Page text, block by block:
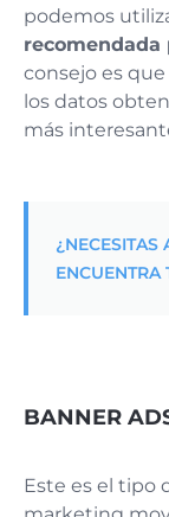
podemos
recomendada
consejo es
los datos
más
¿NECESITAS
ENCUENTRA
BANNER
Este es el tipo